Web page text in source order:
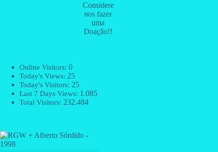
Considere
nos fazer
uma
Doação!!
Online Visitors: 0
Today's Views: 25
Today's Visitors: 25
Last 7 Days Views: 1.085
Total Visitors: 232.484